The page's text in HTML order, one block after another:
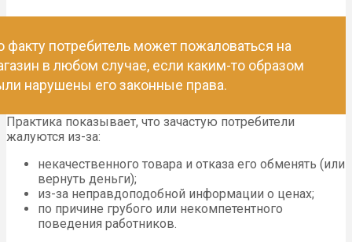
факту потребитель может пожаловаться на
в любом случае, если каким-то образом
нарушены его законные права.
Практика показывает, что зачастую потребители
жалуются из-за:
некачественного товара и отказа его обменять (или
вернуть деньги);
из-за неправдоподобной информации о ценах;
по причине грубого или некомпетентного
поведения работников.